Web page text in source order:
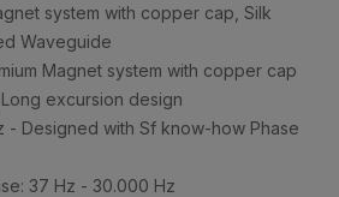
system with copper cap, Silk
Waveguide
Magnet system with copper cap
excursion design
- Designed with Sf know-how Phase
37 Hz - 30.000 Hz